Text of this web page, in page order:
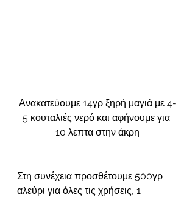
Ανακατεύουμε 14γρ ξηρή μαγιά με 4-
5 κουταλιές νερό και αφήνουμε για
10 λεπτα στην άκρη
Στη συνέχεια προσθέτουμε 500γρ
αλεύρι για όλες τις χρήσεις, 1